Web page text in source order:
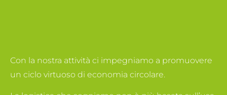
Con la nostra attività ci impegniamo a promuovere
un ciclo virtuoso di economia circolare.